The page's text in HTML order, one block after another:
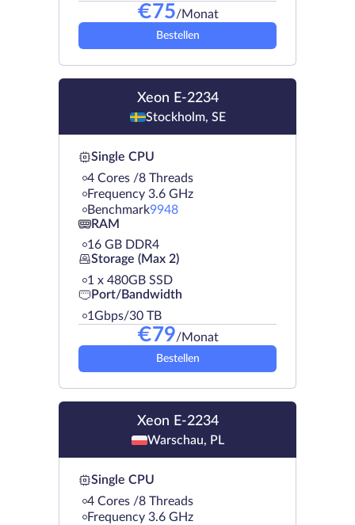
€75/Monat
Bestellen
Xeon E-2234
Stockholm, SE
Single CPU
4 Cores /8 Threads
Frequency 3.6 GHz
Benchmark9948
RAM
16 GB DDR4
Storage (Max 2)
1 х 480GB SSD
Port/Bandwidth
1Gbps/30 TB
€79/Monat
Bestellen
Xeon E-2234
Warschau, PL
Single CPU
4 Cores /8 Threads
Frequency 3.6 GHz